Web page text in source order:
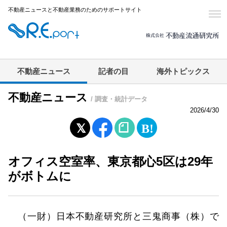
不動産ニュースと不動産業務のためのサポートサイト
不動産ニュース 記者の目 海外トピックス
不動産ニュース / 調査・統計データ
2026/4/30
オフィス空室率、東京都心5区は29年
がボトムに
（一財）日本不動産研究所と三鬼商事（株）で